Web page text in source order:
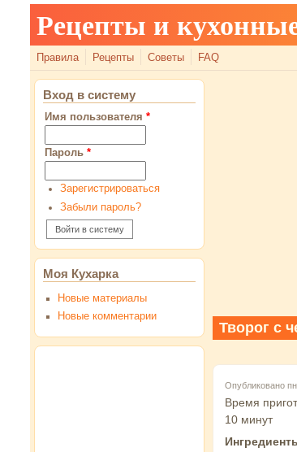
Рецепты и
Правила Рецепты Советы FAQ
Творог с
Опубликовано
Время
10 минут
Вход в систему
Имя пользователя *
Пароль *
Зарегистрироваться
Забыли пароль?
Моя Кухарка
Новые материалы
Новые комментарии